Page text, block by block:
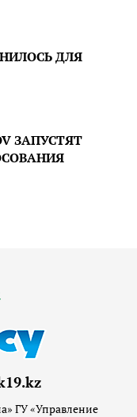
ДЛЯ
ЗАПУСТЯТ
ГУ «Управление